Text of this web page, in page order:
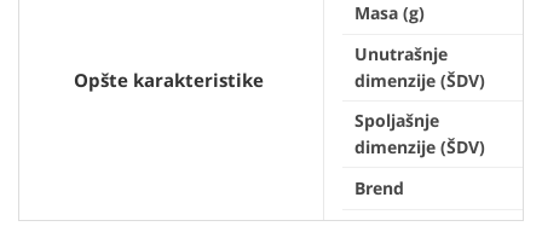
Opšte karakteristike
Masa (g)
Unutrašnje
dimenzije (ŠDV)
Spoljašnje
dimenzije (ŠDV)
Brend